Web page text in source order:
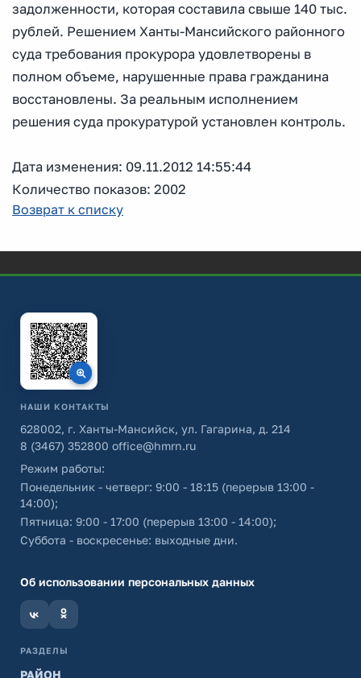
задолженности, которая составила свыше 140 тыс.
рублей. Решением Ханты-Мансийского районного
суда требования прокурора удовлетворены в
полном объеме, нарушенные права гражданина
восстановлены. За реальным исполнением
решения суда прокуратурой установлен контроль.
Дата изменения: 09.11.2012 14:55:44
Количество показов: 2002
Возврат к списку
НАШИ КОНТАКТЫ
628002, г. Ханты-Мансийск, ул. Гагарина, д. 214
8 (3467) 352800 office@hmrn.ru
Режим работы:
Понедельник - четверг: 9:00 - 18:15 (перерыв 13:00 -
14:00);
Пятница: 9:00 - 17:00 (перерыв 13:00 - 14:00);
Суббота - воскресенье: выходные дни.
Об использовании персональных данных
РАЗДЕЛЫ
РАЙОН